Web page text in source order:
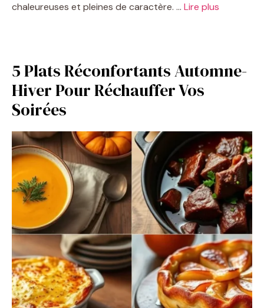
chaleureuses et pleines de caractère. … Lire plus
5 Plats Réconfortants Automne-
Hiver Pour Réchauffer Vos
Soirées